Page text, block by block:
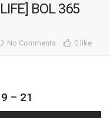
BOL 365
No Comments 0 like
– 21